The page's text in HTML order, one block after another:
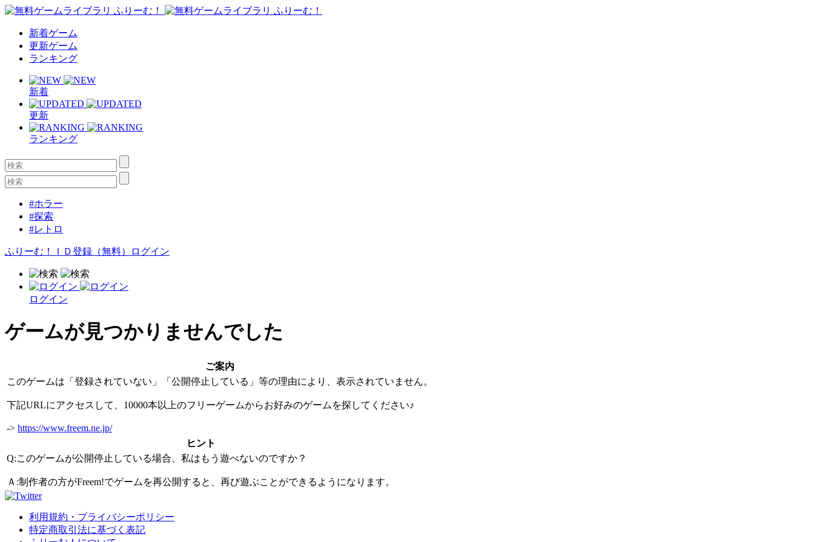
新着ゲーム
更新ゲーム
ランキング
新着
更新
ランキング
#ホラー
#探索
#レトロ
ふりーむ！ＩＤ登録（無料） ログイン
ログイン
ゲームが見つかりませんでした
ご案内
このゲームは「登録されていない」「公開停止している」等の理由により、表示されていません。
下記URLにアクセスして、10000本以上のフリーゲームからお好みのゲームを探してください♪
-> https://www.freem.ne.jp/
ヒント
Q:このゲームが公開停止している場合、私はもう遊べないのですか？
Ａ:制作者の方がFreem!でゲームを再公開すると、再び遊ぶことができるようになります。
利用規約・プライバシーポリシー
特定商取引法に基づく表記